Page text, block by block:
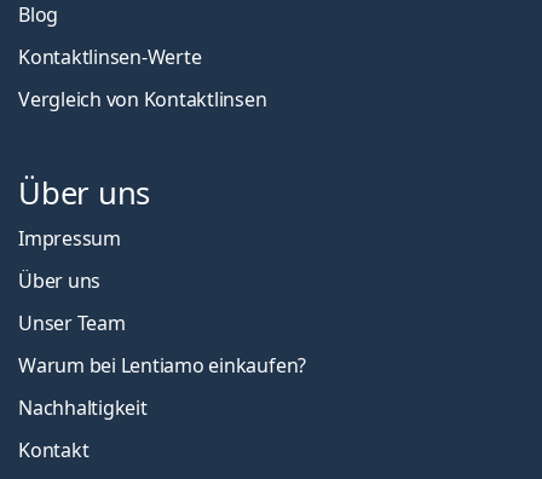
Blog
Kontaktlinsen-Werte
Vergleich von Kontaktlinsen
Über uns
Impressum
Über uns
Unser Team
Warum bei Lentiamo einkaufen?
Nachhaltigkeit
Kontakt